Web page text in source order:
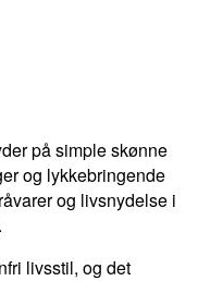
på simple skønne
og lykkebringende
og livsnydelse i
livsstil, og det